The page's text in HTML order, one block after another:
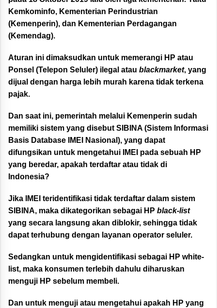
Kemkominfo, Kementerian Perindustrian
(Kemenperin), dan Kementerian Perdagangan
(Kemendag).
Aturan ini dimaksudkan untuk memerangi HP atau
Ponsel (Telepon Seluler) ilegal atau blackmarket, yang
dijual dengan harga lebih murah karena tidak terkena
pajak.
Dan saat ini, pemerintah melalui Kemenperin sudah
memiliki sistem yang disebut SIBINA (Sistem Informasi
Basis Database IMEI Nasional), yang dapat
difungsikan untuk mengetahui IMEI pada sebuah HP
yang beredar, apakah terdaftar atau tidak di
Indonesia?
Jika IMEI teridentifikasi tidak terdaftar dalam sistem
SIBINA, maka dikategorikan sebagai HP black-list
yang secara langsung akan diblokir, sehingga tidak
dapat terhubung dengan layanan operator seluler.
Sedangkan untuk mengidentifikasi sebagai HP white-
list, maka konsumen terlebih dahulu diharuskan
menguji HP sebelum membeli.
Dan untuk menguji atau mengetahui apakah HP yang